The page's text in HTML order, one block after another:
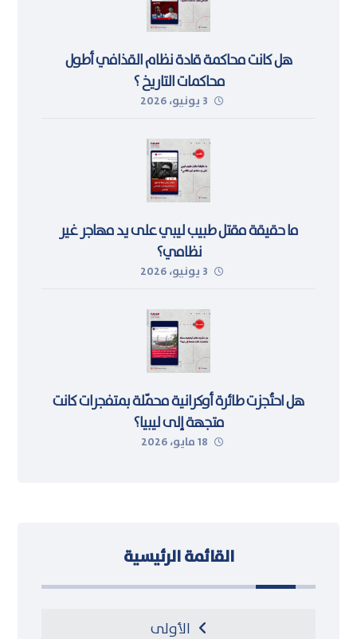
هل كانت محاكمة قادة نظام القذافي أطول
محاكمات التاريخ ؟
3 يونيو، 2026
ما حقيقة مقتل طبيب ليبي على يد مهاجر غير
نظامي؟
3 يونيو، 2026
هل احتُجزت طائرة أوكرانية محمّلة بمتفجرات كانت
متجهة إلى ليبيا؟
18 مايو، 2026
القائمة الرئيسية
الأولى